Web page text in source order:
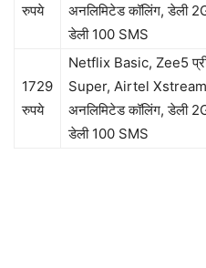
रुपये
अनलिमिटेड कॉलिंग, डेली
डेली 100 SMS
1729
रुपये
Netflix Basic, Zee5
Super, Airtel
अनलिमिटेड कॉलिंग, डेली
डेली 100 SMS